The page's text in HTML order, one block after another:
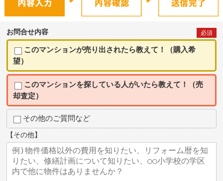
お問合せ内容 必須
このマンションが売り出されたら教えて！（購入希
望）
このマンションを探している人がいたら教えて！（売
却査定）
その他のご質問など
【その他】